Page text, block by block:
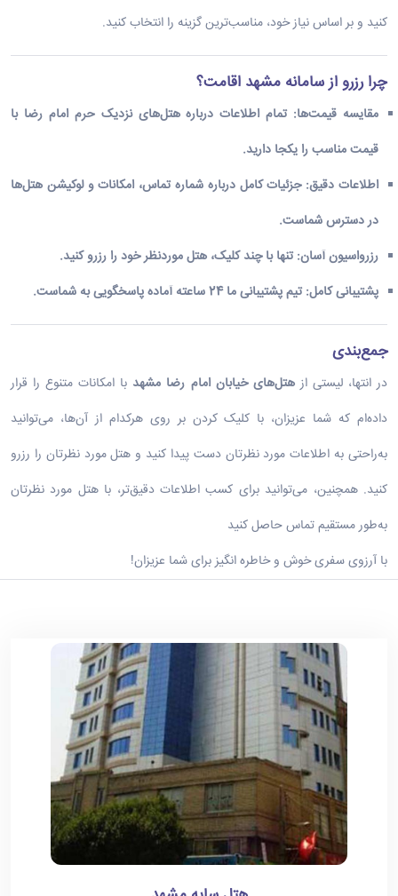
کنید و بر اساس نیاز خود، مناسب‌ترین گزینه را انتخاب کنید.
چرا رزرو از سامانه مشهد اقامت؟
مقایسه قیمت‌ها: تمام اطلاعات دربارههتل‌های نزدیک حرم امام رضا با
قیمت مناسبرا یکجا دارید.
اطلاعات دقیق: جزئیات کامل درباره شماره تماس، امکانات و لوکیشن هتل‌ها
در دسترس شماست.
رزرواسیون آسان:تنها با چند کلیک، هتل موردنظر خود را رزرو کنید.
پشتیبانی کامل:تیم پشتیبانی ما 24 ساعته آماده پاسخگویی به شماست.
جمع‌بندی
در انتها، لیستی ازهتل‌های خیابان امام رضا مشهد با امکانات متنوع را قرار
داده‌ام که شما عزیزان، با کلیک کردن بر روی هرکدام از آن‌ها، می‌توانید
به‌راحتی به اطلاعات مورد نظرتان دست پیدا کنید و هتل مورد نظرتان را رزرو
کنید. همچنین، می‌توانید برای کسب اطلاعات دقیق‌تر، با هتل مورد نظرتان
به‌طور مستقیم تماس حاصل کنید
با آرزوی سفری خوش و خاطره انگیز برای شما عزیزان!